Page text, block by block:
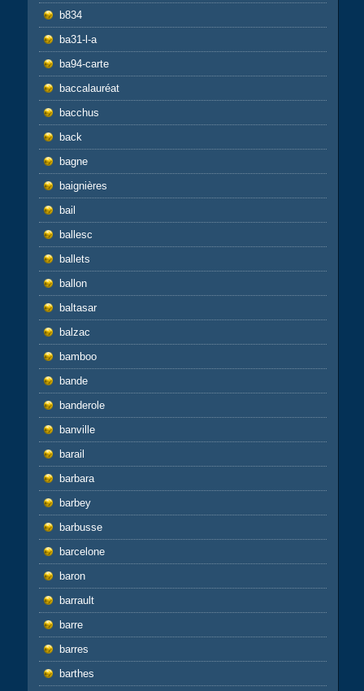
b834
ba31-l-a
ba94-carte
baccalauréat
bacchus
back
bagne
baignières
bail
ballesc
ballets
ballon
baltasar
balzac
bamboo
bande
banderole
banville
barail
barbara
barbey
barbusse
barcelone
baron
barrault
barre
barres
barthes